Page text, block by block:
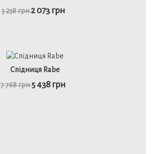
48
3 238 грн2 073 грн
Спідниця Rabe
7 768 грн 5 438 грн